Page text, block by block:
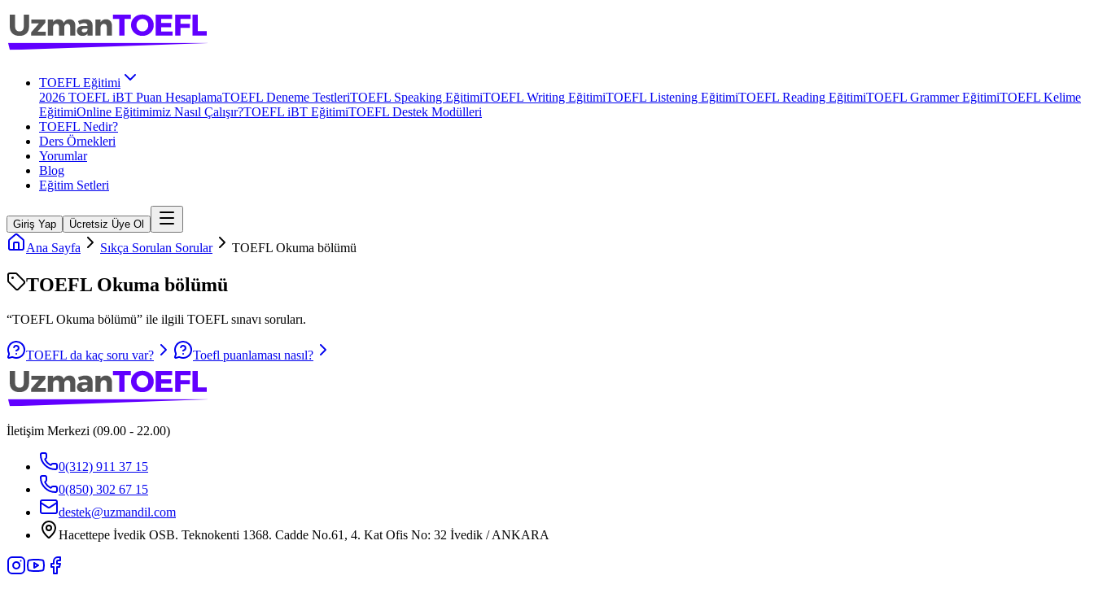
TOEFL Eğitimi
2026 TOEFL iBT Puan HesaplamaTOEFL Deneme TestleriTOEFL Speaking EğitimiTOEFL Writing EğitimiTOEFL Listening EğitimiTOEFL Reading EğitimiTOEFL Grammer EğitimiTOEFL Kelime
EğitimiOnline Eğitimimiz Nasıl Çalışır?TOEFL iBT EğitimiTOEFL Destek Modülleri
TOEFL Nedir?
Ders Örnekleri
Yorumlar
Blog
Eğitim Setleri
Giriş Yap Ücretsiz Üye Ol
Ana Sayfa Sıkça Sorulan Sorular TOEFL Okuma bölümü
TOEFL Okuma bölümü
“TOEFL Okuma bölümü” ile ilgili TOEFL sınavı soruları.
TOEFL da kaç soru var? Toefl puanlaması nasıl?
İletişim Merkezi (09.00 - 22.00)
0(312) 911 37 15
0(850) 302 67 15
destek@uzmandil.com
Hacettepe İvedik OSB. Teknokenti 1368. Cadde No.61, 4. Kat Ofis No: 32 İvedik / ANKARA